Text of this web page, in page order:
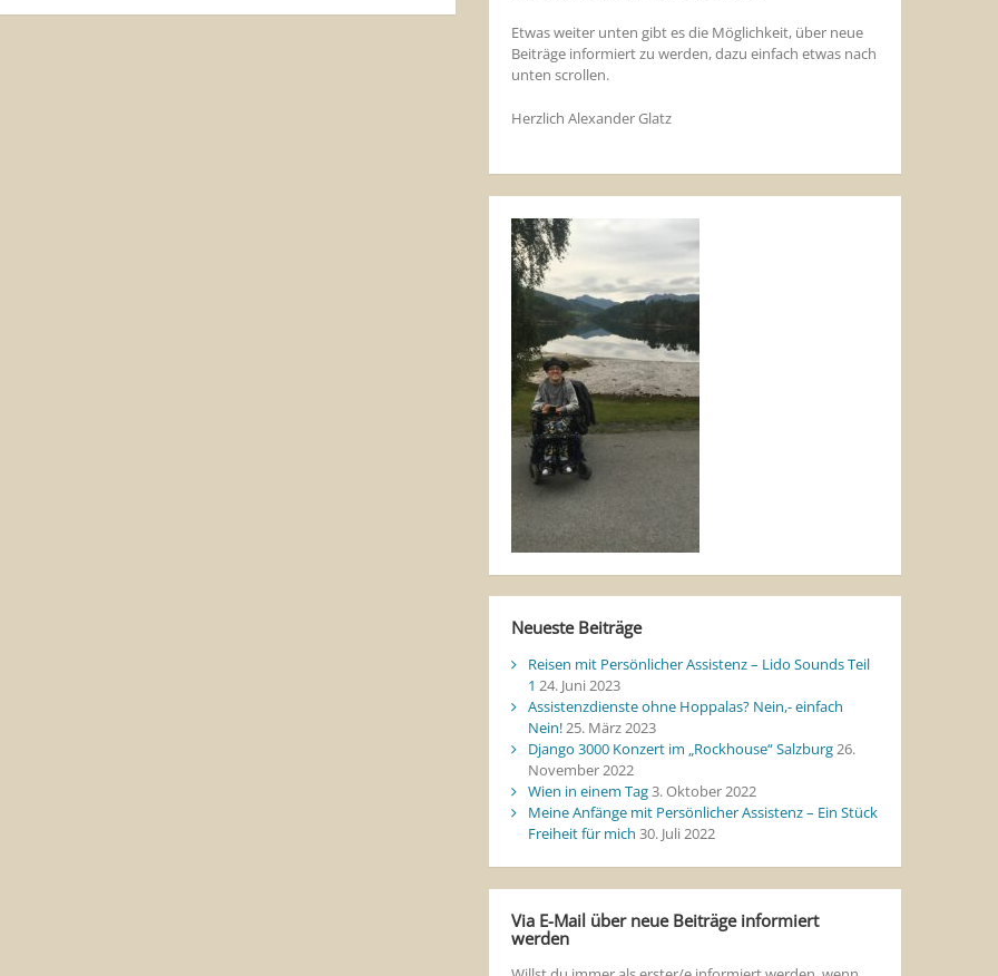
Etwas weiter unten gibt es die Möglichkeit, über neue
Beiträge informiert zu werden, dazu einfach etwas nach
unten scrollen.
Herzlich Alexander Glatz
Neueste Beiträge
Reisen mit Persönlicher Assistenz – Lido Sounds Teil
1 24. Juni 2023
Assistenzdienste ohne Hoppalas? Nein,- einfach
Nein!25. März 2023
Django 3000 Konzert im „Rockhouse“ Salzburg26.
November 2022
Wien in einem Tag3. Oktober 2022
Meine Anfänge mit Persönlicher Assistenz – Ein Stück
Freiheit für mich 30. Juli 2022
Via E-Mail über neue Beiträge informiert
werden